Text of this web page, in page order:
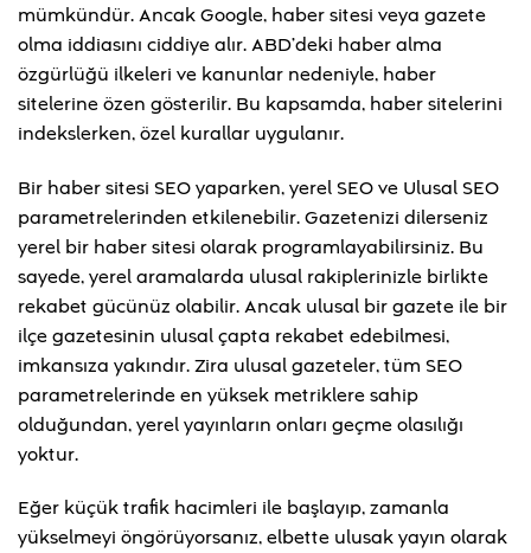
mümkündür. Ancak Google, haber sitesi veya gazete
olma iddiasını ciddiye alır. ABD’deki haber alma
özgürlüğü ilkeleri ve kanunlar nedeniyle, haber
sitelerine özen gösterilir. Bu kapsamda, haber sitelerini
indekslerken, özel kurallar uygulanır.
Bir haber sitesi SEO yaparken, yerel SEO ve Ulusal SEO
parametrelerinden etkilenebilir. Gazetenizi dilerseniz
yerel bir haber sitesi olarak programlayabilirsiniz. Bu
sayede, yerel aramalarda ulusal rakiplerinizle birlikte
rekabet gücünüz olabilir. Ancak ulusal bir gazete ile bir
ilçe gazetesinin ulusal çapta rekabet edebilmesi,
imkansıza yakındır. Zira ulusal gazeteler, tüm SEO
parametrelerinde en yüksek metriklere sahip
olduğundan, yerel yayınların onları geçme olasılığı
yoktur.
Eğer küçük trafik hacimleri ile başlayıp, zamanla
yükselmeyi öngörüyorsanız, elbette ulusak yayın olarak